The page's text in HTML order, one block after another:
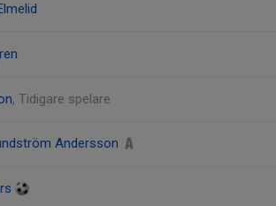
, Tidigare spelare
Andersson